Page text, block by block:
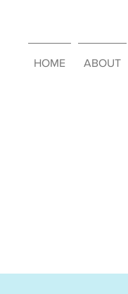
HOME ABOUT